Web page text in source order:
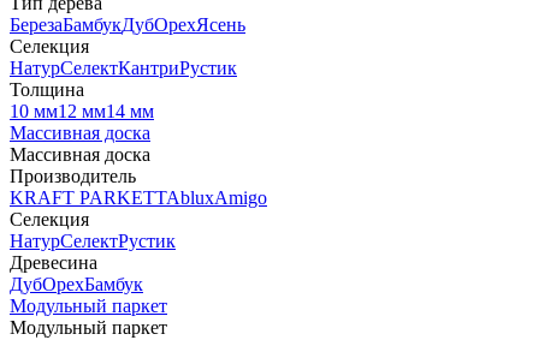
БерезаБамбукДубОрехЯсень
Селекция
НатурСелектКантриРустик
Толщина
10 мм12 мм14 мм
Массивная доска
Массивная доска
Производитель
KRAFT PARKETTAbluxAmigo
Селекция
НатурСелектРустик
Древесина
ДубОрехБамбук
Модульный паркет
Модульный паркет